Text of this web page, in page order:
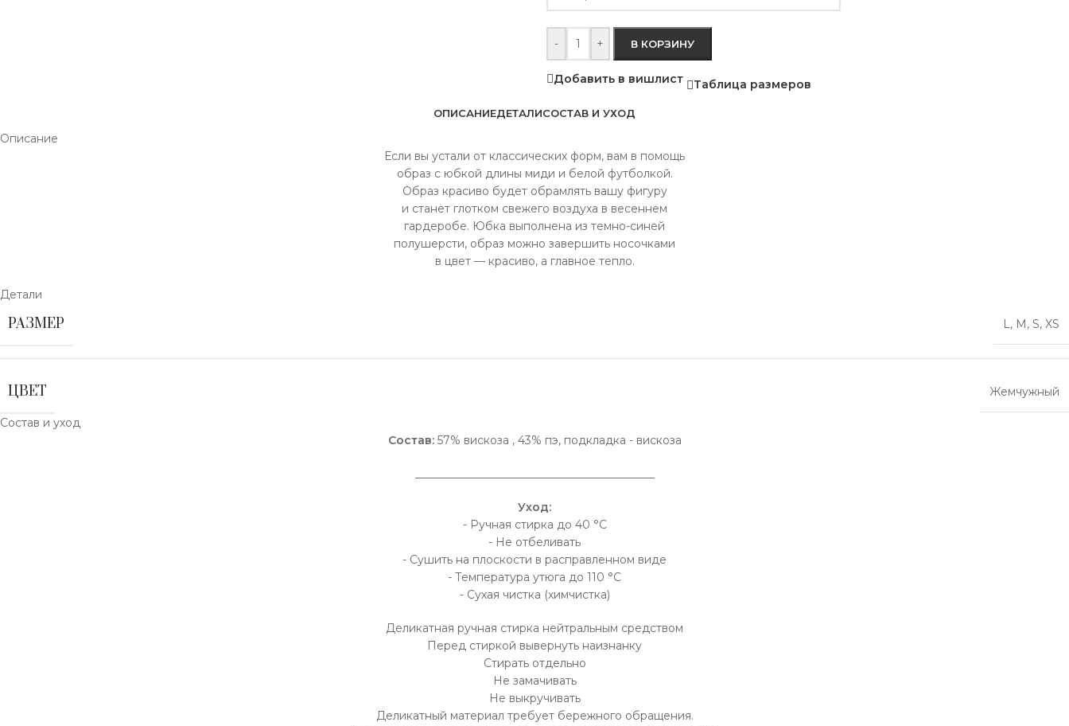
- + В КОРЗИНУ
Добавить в вишлист Таблица размеров
ОПИСАНИЕДЕТАЛИСОСТАВ И УХОД
Описание
Если вы устали от классических форм, вам в помощь
образ с юбкой длины миди и белой футболкой.
Образ красиво будет обрамлять вашу фигуру
и станет глотком свежего воздуха в весеннем
гардеробе. Юбка выполнена из темно-синей
полушерсти, образ можно завершить носочками
в цвет — красиво, а главное тепло.
Детали
РАЗМЕР L, M, S, XS
ЦВЕТ Жемчужный
Состав и уход
Состав:57% вискоза , 43% пэ, подкладка - вискоза
Уход:
- Ручная стирка до 40 °C
- Не отбеливать
- Сушить на плоскости в расправленном виде
- Температура утюга до 110 °C
- Сухая чистка (химчистка)
Деликатная ручная стирка нейтральным средством
Перед стиркой вывернуть наизнанку
Стирать отдельно
Не замачивать
Не выкручивать
Деликатный материал требует бережного обращения.